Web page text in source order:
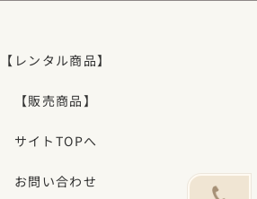
【レンタル商品】
【販売商品】
サイトTOPへ
お問い合わせ